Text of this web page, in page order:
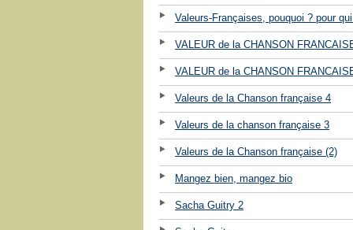
Valeurs-Françaises, pouquoi ? pour
VALEUR de la CHANSON
VALEUR de la CHANSON
Valeurs de la Chanson française 4
Valeurs de la chanson française 3
Valeurs de la Chanson française (2)
Mangez bien, mangez bio
Sacha Guitry 2